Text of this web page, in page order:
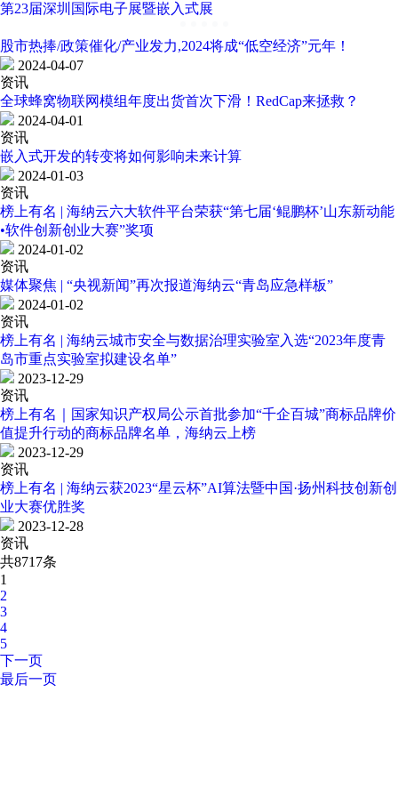
第23届深圳国际电子展暨嵌入式展
股市热捧/政策催化/产业发力,2024将成“低空经济”元年！
2024-04-07
资讯
全球蜂窝物联网模组年度出货首次下滑！RedCap来拯救？
2024-04-01
资讯
嵌入式开发的转变将如何影响未来计算
2024-01-03
资讯
榜上有名 | 海纳云六大软件平台荣获“第七届‘鲲鹏杯’山东新动能
•软件创新创业大赛”奖项
2024-01-02
资讯
媒体聚焦 | “央视新闻”再次报道海纳云“青岛应急样板”
2024-01-02
资讯
榜上有名 | 海纳云城市安全与数据治理实验室入选“2023年度青
岛市重点实验室拟建设名单”
2023-12-29
资讯
榜上有名｜国家知识产权局公示首批参加“千企百城”商标品牌价
值提升行动的商标品牌名单，海纳云上榜
2023-12-29
资讯
榜上有名 | 海纳云获2023“星云杯”AI算法暨中国·扬州科技创新创
业大赛优胜奖
2023-12-28
资讯
共8717条
1
2
3
4
5
下一页
最后一页